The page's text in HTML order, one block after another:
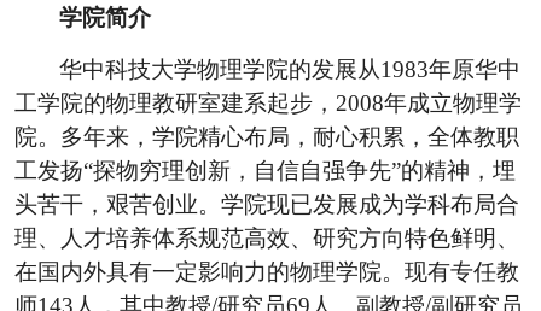
学院简介
华中科技大学物理学院的发展从1983年原华中
工学院的物理教研室建系起步， 2008年成立物理学
院。多年来，学院精心布局，耐心积累，全体教职
工发扬“探物穷理创新，自信自强争先”的精神，埋
头苦干，艰苦创业。学院现已发展成为学科布局合
理、人才培养体系规范高效、研究方向特色鲜明、
在国内外具有一定影响力的物理学院。现有专任教
师143 人，其中教授/研究员69 人、副教授/副研究员